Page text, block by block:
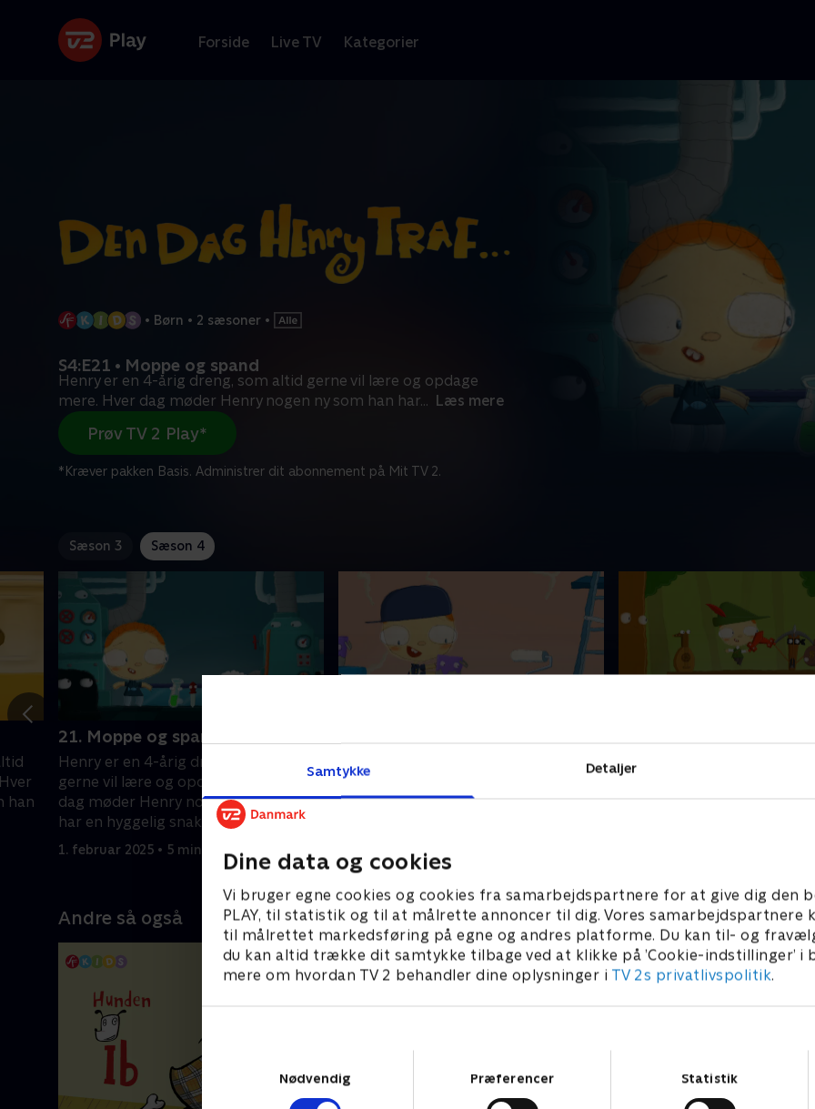
Samtykke Detaljer
Dine data og cookies
Vi bruger egne cookies og cookies fra samarbejdspartnere for at give dig den
PLAY, til statistik og til at målrette annoncer til dig. Vores samarbejdspartnere
til målrettet markedsføring på egne og andres platforme. Du kan til- og
du kan altid trække dit samtykke tilbage ved at klikke på ’Cookie-indstillinger’ i
mere om hvordan TV 2 behandler dine oplysninger i TV 2s privatlivspolitik.
Nødvendig
Præferencer Statistik
Forside Live TV Kategorier
• Børn • 2 sæsoner •
S4:E21 • Moppe og spand
Henry er en 4-årig dreng, som altid gerne vil lære og opdage
mere. Hver dag møder Henry nogen ny som han har... Læs mere
Prøv TV 2 Play*
*Kræver pakken Basis. Administrer dit abonnement på Mit TV 2.
Sæson 3 Sæson 4
han
21. Moppe og spand
Henry er en 4-årig dreng, som altid
gerne vil lære og opdage mere. Hver
dag møder Henry nogen ny som han
har en hyggelig snak med.
1. februar 2025 • 5 min
Henry er en 4-årig dreng, som altid
gerne vil lære og opdage mere. Hver
dag møder Henry nogen ny som han
1. februar 2025 • 5 min
Henry er en 4-årig dreng,
Andre så også